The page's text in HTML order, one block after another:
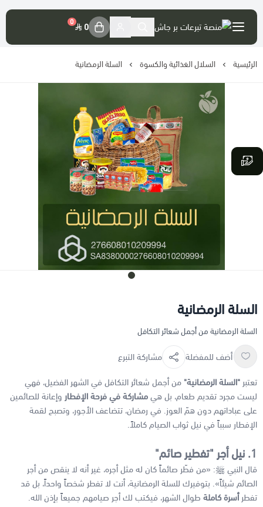
العربية |
حسابي
موقع الجمعية الرسمي
حسابات الجمعية
0 0
الرئيسية السلال الغذائية والكسوة السلة الرمضانية
السلة الرمضانية
السلة الرمضانية من أجمل شعائر التكافل
أضف للمفضلة
مشاركة التبرع
تعتبر "السلة الرمضانية" من أجمل شعائر التكافل في الشهر الفضيل، فهي
ليست مجرد تقديم طعام، بل هيمشاركة في فرحة الإفطار وإعانة للصائمين
على عباداتهم دون همّ العوز. في رمضان، تتضاعف الأجور، وتصبح لقمة
الإفطار سبباً في نيل ثواب الصيام كاملاً.
1. نيل أجر "تفطير صائم"
قال النبي ﷺ: «من فطّر صائماً كان له مثل أجره، غير أنه لا ينقص من أجر
الصائم شيئاً». بتوفيرك للسلة الرمضانية، أنت لا تفطر شخصاً واحداً، بل قد
تفطرأسرة كاملة طوال الشهر، فيكتب لك أجر صيامهم جميعاً بإذن الله.